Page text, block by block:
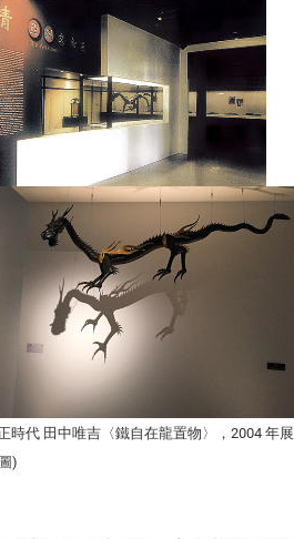
時代 田中唯吉〈鐵自在龍置物〉，2004 年
)